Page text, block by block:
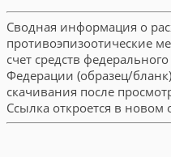
Сводная информация о
противоэпизоотические
счет средств
Федерации (образец/
скачивания после
Ссылка откроется в новом